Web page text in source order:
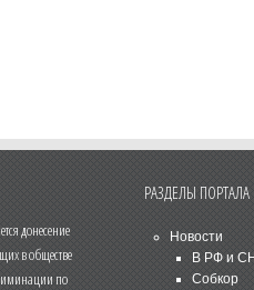
донесение
в обществе
по
РАЗДЕЛЫ ПОРТАЛА
Новости
В РФ и
Собкор